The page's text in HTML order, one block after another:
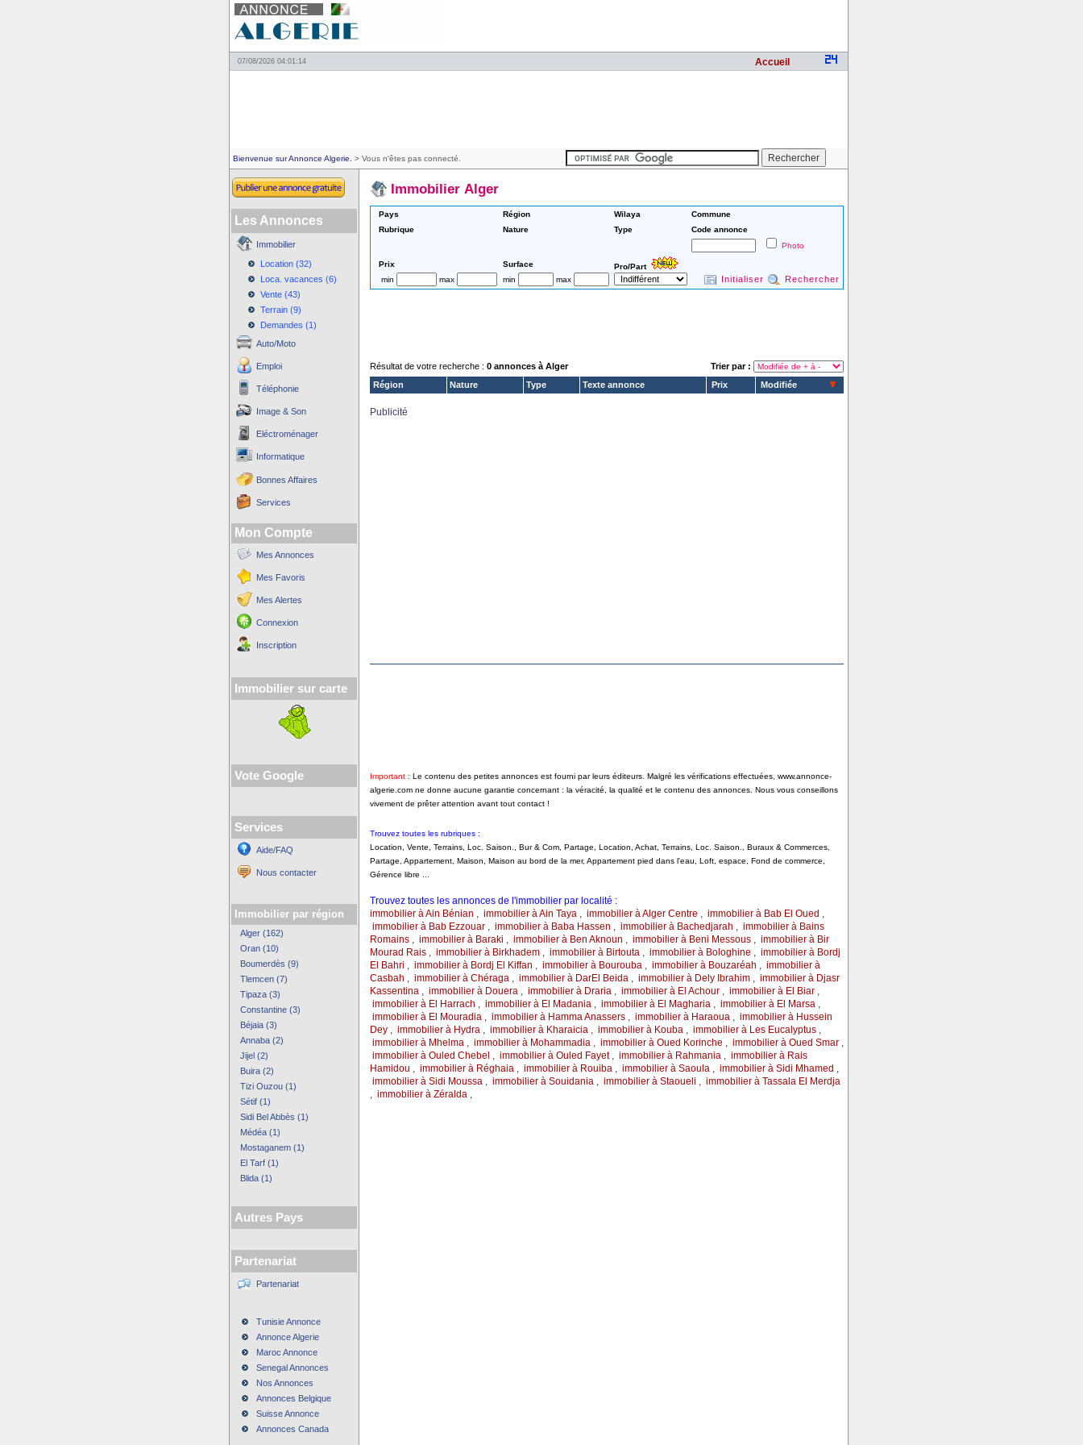
07/08/2026 04:01:14 Accueil
Bienvenue sur Annonce Algerie. > Vous n'êtes pas connecté.
Les Annonces
Immobilier
Location (32)
Loca. vacances (6)
Vente (43)
Terrain (9)
Demandes (1)
Auto/Moto
Emploi
Téléphonie
Image & Son
Eléctroménager
Informatique
Bonnes Affaires
Services
Mon Compte
Mes Annonces
Mes Favoris
Mes Alertes
Connexion
Inscription
Immobilier sur carte
Vote Google
Services
Aide/FAQ
Nous contacter
Immobilier par région
Alger (162)
Oran (10)
Boumerdès (9)
Tlemcen (7)
Tipaza (3)
Constantine (3)
Béjaia (3)
Annaba (2)
Jijel (2)
Buira (2)
Tizi Ouzou (1)
Sétif (1)
Sidi Bel Abbès (1)
Médéa (1)
Mostaganem (1)
El Tarf (1)
Blida (1)
Autres Pays
Partenariat
Partenariat
Tunisie Annonce
Annonce Algerie
Maroc Annonce
Senegal Annonces
Nos Annonces
Annonces Belgique
Suisse Annonce
Annonces Canada
Immobilier Alger
Pays Région Wilaya
Commune
Rubrique
Nature Type
Code annonce
Photo
Prix Surface
Pro/Part
min
max min max Initialiser Rechercher
Résultat de votre recherche : 0 annonces à Alger
Trier par :
Région
Nature Type Texte annonce Prix Modifiée
Publicité
Important : Le contenu des petites annonces est fourni par leurs éditeurs. Malgré les vérifications effectuées, www.annonce-
algerie.com ne donne aucune garantie concernant : la véracité, la qualité et le contenu des annonces. Nous vous conseillons
vivement de prêter attention avant tout contact !
Trouvez toutes les rubriques :
Location, Vente, Terrains, Loc. Saison., Bur & Com, Partage, Location, Achat, Terrains, Loc. Saison., Buraux & Commerces,
Partage, Appartement, Maison, Maison au bord de la mer, Appartement pied dans l'eau, Loft, espace, Fond de commerce,
Gérence libre ...
Trouvez toutes les annonces de l'immobilier par localité :
immobilier à Ain Bénian , immobilier à Ain Taya, immobilier à Alger Centre , immobilier à Bab El Oued ,
immobilier à Bab Ezzouar, immobilier à Baba Hassen , immobilier à Bachedjarah , immobilier à Bains
Romains, immobilier à Baraki , immobilier à Ben Aknoun , immobilier à Beni Messous, immobilier à Bir
Mourad Rais, immobilier à Birkhadem, immobilier à Birtouta, immobilier à Bologhine , immobilier à Bordj
El Bahri , immobilier à Bordj El Kiffan , immobilier à Bourouba, immobilier à Bouzaréah , immobilier à
Casbah , immobilier à Chéraga, immobilier à DarEl Beida, immobilier à Dely Ibrahim, immobilier à Djasr
Kassentina, immobilier à Douera, immobilier à Draria, immobilier à El Achour, immobilier à El Biar,
immobilier à El Harrach , immobilier à El Madania, immobilier à El Magharia, immobilier à El Marsa,
immobilier à El Mouradia, immobilier à Hamma Anassers, immobilier à Haraoua, immobilier à Hussein
Dey, immobilier à Hydra, immobilier à Kharaicia, immobilier à Kouba, immobilier à Les Eucalyptus,
immobilier à Mhelma, immobilier à Mohammadia, immobilier à Oued Korinche , immobilier à Oued Smar,
immobilier à Ouled Chebel , immobilier à Ouled Fayet, immobilier à Rahmania, immobilier à Rais
Hamidou , immobilier à Réghaia, immobilier à Rouiba, immobilier à Saoula, immobilier à Sidi Mhamed ,
immobilier à Sidi Moussa, immobilier à Souidania, immobilier à Staoueli , immobilier à Tassala El Merdja
, immobilier à Zéralda,